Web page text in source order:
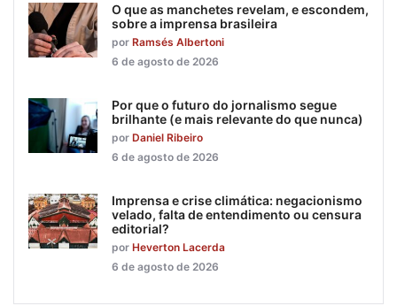
O que as manchetes revelam, e escondem,
sobre a imprensa brasileira
por Ramsés Albertoni
6 de agosto de 2026
Por que o futuro do jornalismo segue
brilhante (e mais relevante do que nunca)
por Daniel Ribeiro
6 de agosto de 2026
Imprensa e crise climática: negacionismo
velado, falta de entendimento ou censura
editorial?
por Heverton Lacerda
6 de agosto de 2026